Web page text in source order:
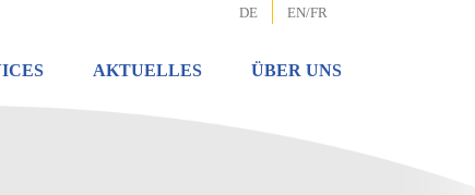
DE EN/FR
AKTUELLES ÜBER UNS